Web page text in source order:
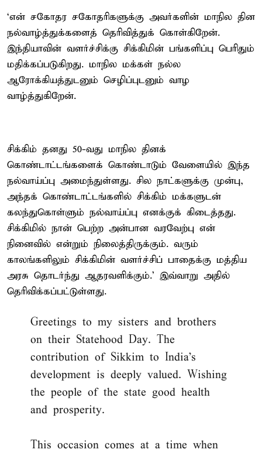
‘என் சகோதர சகோதரிகளுக்கு அவர்களின் மாநில தின
நல்வாழ்த்துக்களைத் தெரிவித்துக் கொள்கிறேன்.
இந்தியாவின் வளர்ச்சிக்கு சிக்கிமின் பங்களிப்பு பெரிதும்
மதிக்கப்படுகிறது. மாநில மக்கள் நல்ல
ஆரோக்கியத்துடனும் செழிப்புடனும் வாழ
வாழ்த்துகிறேன்.
சிக்கிம் தனது 50-வது மாநில தினக்
கொண்டாட்டங்களைக் கொண்டாடும் வேளையில் இந்த
நல்வாய்ப்பு அமைந்துள்ளது. சில நாட்களுக்கு முன்பு,
அந்தக் கொண்டாட்டங்களில் சிக்கிம் மக்களுடன்
கலந்துகொள்ளும் நல்வாய்ப்பு எனக்குக் கிடைத்தது.
சிக்கிமில் நான் பெற்ற அன்பான வரவேற்பு என்
நினைவில் என்றும் நிலைத்திருக்கும். வரும்
காலங்களிலும் சிக்கிமின் வளர்ச்சிப் பாதைக்கு மத்திய
அரசு தொடர்ந்து ஆதரவளிக்கும்.’ இவ்வாறு அதில்
தெரிவிக்கப்பட்டுள்ளது.
Greetings to my sisters and brothers
on their Statehood Day. The
contribution of Sikkim to India’s
development is deeply valued. Wishing
the people of the state good health
and prosperity.
This occasion comes at a time when